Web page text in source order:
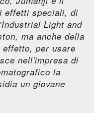
effetti speciali, di
Light and
ma anche della
per usare
nell'impresa di
la
un giovane